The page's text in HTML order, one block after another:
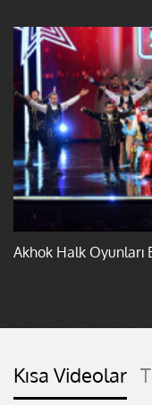
Akhok Halk Oyunları
Kısa Videolar